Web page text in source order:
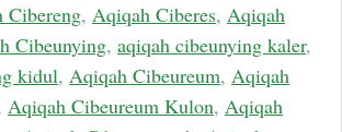
Cibereng, Aqiqah Ciberes, Aqiqah
Cibeunying, aqiqah cibeunying kaler,
kidul, Aqiqah Cibeureum, Aqiqah
Aqiqah Cibeureum Kulon, Aqiqah